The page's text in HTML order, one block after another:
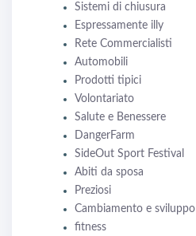
Sistemi di chiusura
Espressamente illy
Rete Commercialisti
Automobili
Prodotti tipici
Volontariato
Salute e Benessere
DangerFarm
SideOut Sport Festival
Abiti da sposa
Preziosi
Cambiamento e sviluppo
fitness